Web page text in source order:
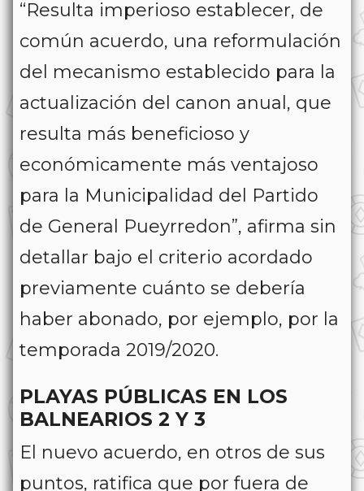
“Resulta imperioso establecer, de
común acuerdo, una reformulación
del mecanismo establecido para la
actualización del canon anual, que
resulta más beneficioso y
económicamente más ventajoso
para la Municipalidad del Partido
de General Pueyrredon”, afirma sin
detallar bajo el criterio acordado
previamente cuánto se debería
haber abonado, por ejemplo, por la
temporada 2019/2020.
PLAYAS PÚBLICAS EN LOS
BALNEARIOS 2 Y 3
El nuevo acuerdo, en otros de sus
puntos, ratifica que por fuera de